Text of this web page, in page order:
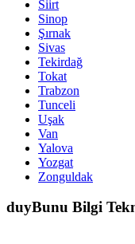
Siirt
Sinop
Şırnak
Sivas
Tekirdağ
Tokat
Trabzon
Tunceli
Uşak
Van
Yalova
Yozgat
Zonguldak
duyBunu Bilgi